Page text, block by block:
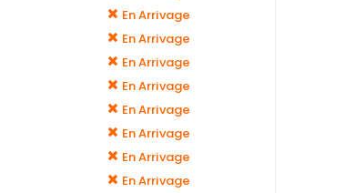
En Arrivage
En Arrivage
En Arrivage
En Arrivage
En Arrivage
En Arrivage
En Arrivage
En Arrivage